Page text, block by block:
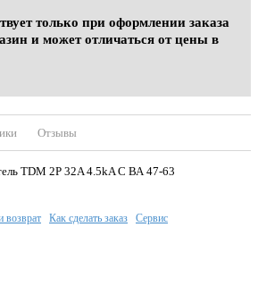
только при оформлении заказа
и может отличаться от цены в
Отзывы
TDM 2P 32A 4.5kA С ВА 47-63
возврат Как сделать заказ Сервис